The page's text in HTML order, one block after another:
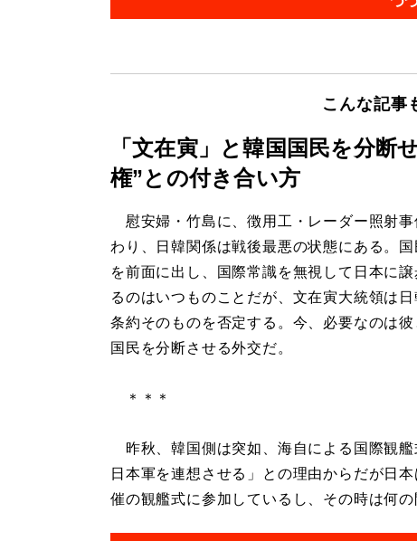
こんな記事
「文在寅」と韓国国民を分
権”との付き合い方
慰安婦・竹島に、徴用工・レーダー照射事
わり、日韓関係は戦後最悪の状態にある。
を前面に出し、国際常識を無視して日本に譲
るのはいつものことだが、文在寅大統領は
条約そのものを否定する。今、必要なのは彼
国民を分断させる外交だ。
＊＊＊
昨秋、韓国側は突如、海自による国際観
日本軍を連想させる」との理由からだが日
催の観艦式に参加しているし、その時は何